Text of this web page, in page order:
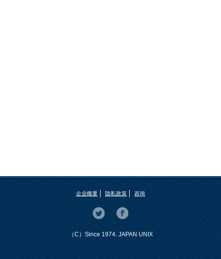
企业概要 隐私政策 咨询
（C）Since 1974. JAPAN UNIX